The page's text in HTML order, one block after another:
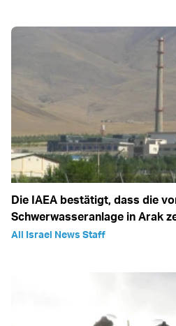
Die IAEA bestätigt, dass die
Schwerwasseranlage in Arak
All Israel News Staff